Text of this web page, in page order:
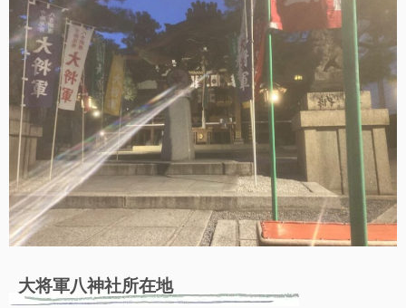
大将軍八神社所在地